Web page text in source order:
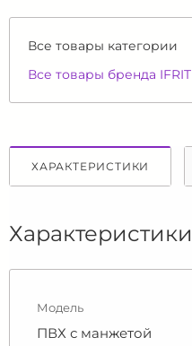
Все товары категории
Все товары бренда IFRIT
ХАРАКТЕРИСТИКИ
Характеристики
Модель
ПВХ с манжетой